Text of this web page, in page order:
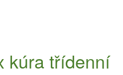
kúra třídenní